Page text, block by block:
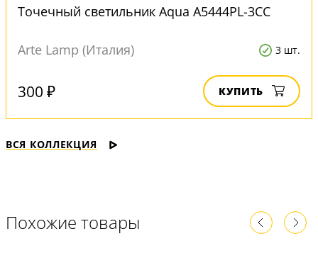
Точечный светильник Aqua A5444PL-3CC
Arte Lamp (Италия) 3 шт.
300 ₽ КУПИТЬ
ВСЯ КОЛЛЕКЦИЯ
Похожие товары